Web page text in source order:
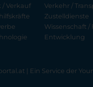
/ Verkauf
Verkehr /
Zustelldienste
Wissenschaft /
Entwicklung
| Ein Service der